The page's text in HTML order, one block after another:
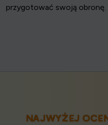
przygotować swoją obronę.
NAJWYŻEJ